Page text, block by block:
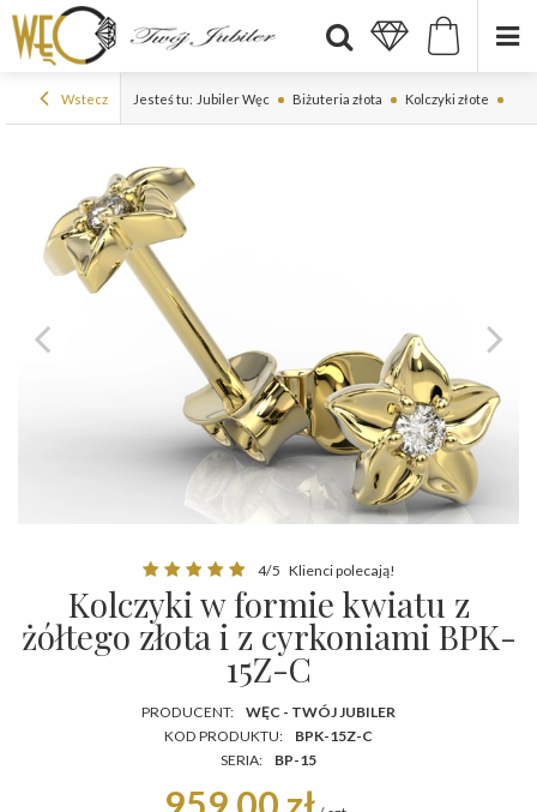
Wstecz Jesteś tu: Jubiler Węc Biżuteria złota Kolczyki złote
4/5 Klienci polecają!
Kolczyki w formie kwiatu z
żółtego złota i z cyrkoniami BPK-
15Z-C
PRODUCENT:
WĘC - TWÓJ JUBILER
KOD PRODUKTU:
BPK-15Z-C
SERIA:
BP-15